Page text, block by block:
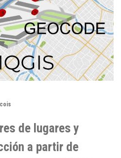
de lugares y
a partir de